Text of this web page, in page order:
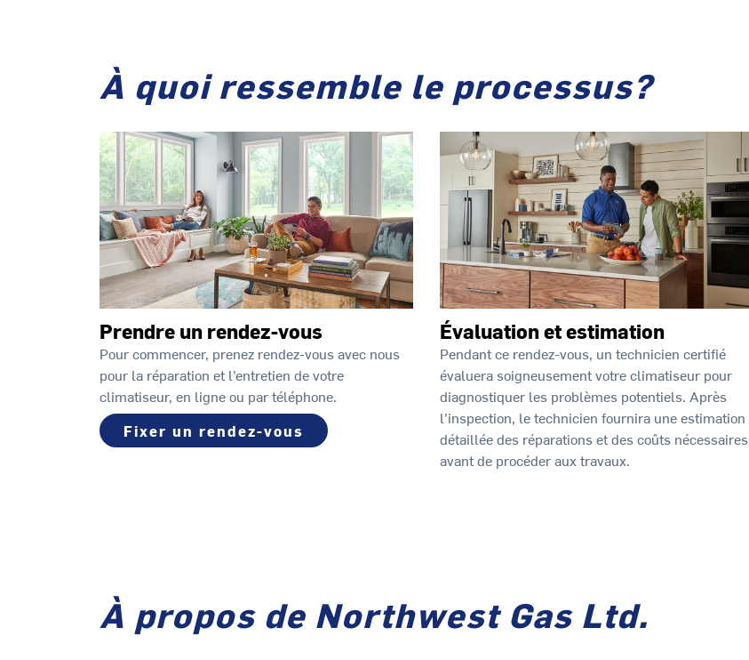
À quoi ressemble le processus?
Prendre un rendez-vous
Pour commencer, prenez rendez-vous avec nous
pour la réparation et l’entretien de votre
climatiseur, en ligne ou par téléphone.
Fixer un rendez-vous
Évaluation et estimation
Pendant ce rendez-vous, un technicien certifié
évaluera soigneusement votre climatiseur pour
diagnostiquer les problèmes potentiels. Après
l’inspection, le technicien fournira une estimation
détaillée des réparations et des coûts nécessaires
avant de procéder aux travaux.
À propos de Northwest Gas Ltd.